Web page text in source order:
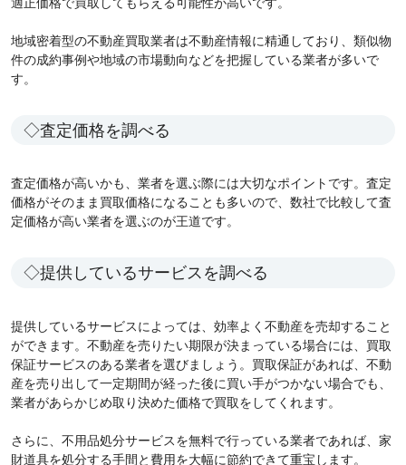
地域密着型の不動産買取業者は不動産情報に精通しており、類似物
件の成約事例や地域の市場動向などを把握している業者が多いで
す。
◇査定価格を調べる
査定価格が高いかも、業者を選ぶ際には大切なポイントです。査定
価格がそのまま買取価格になることも多いので、数社で比較して査
定価格が高い業者を選ぶのが王道です。
◇提供しているサービスを調べる
提供しているサービスによっては、効率よく不動産を売却すること
ができます。不動産を売りたい期限が決まっている場合には、買取
保証サービスのある業者を選びましょう。買取保証があれば、不動
産を売り出して一定期間が経った後に買い手がつかない場合でも、
業者があらかじめ取り決めた価格で買取をしてくれます。
さらに、不用品処分サービスを無料で行っている業者であれば、家
財道具を処分する手間と費用を大幅に節約できて重宝します。